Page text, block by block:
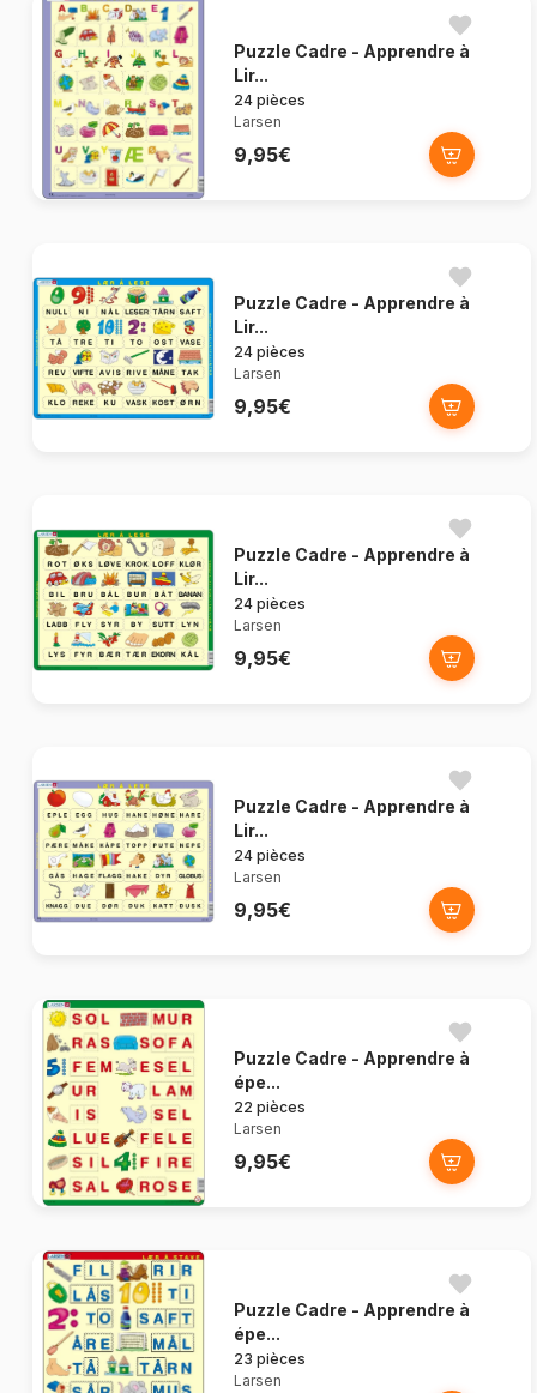
Puzzle Cadre - Apprendre à
Lir...
24 pièces
Larsen
9,95€
Puzzle Cadre - Apprendre à
Lir...
24 pièces
Larsen
9,95€
Puzzle Cadre - Apprendre à
Lir...
24 pièces
Larsen
9,95€
Puzzle Cadre - Apprendre à
Lir...
24 pièces
Larsen
9,95€
Puzzle Cadre - Apprendre à
épe...
22 pièces
Larsen
9,95€
Puzzle Cadre - Apprendre à
épe...
23 pièces
Larsen